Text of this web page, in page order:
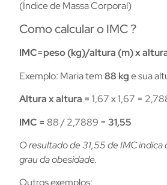
(Índice de Massa Corporal)
Como calcular o IMC ?
IMC=peso (kg)/altura (m) x
Exemplo: Maria tem88 kge sua
Altura x altura =1,67 x 1,67 =
IMC = 88 / 2,7889 = 31,55
O resultado de 31,55 de IMC indica
grau da obesidade.